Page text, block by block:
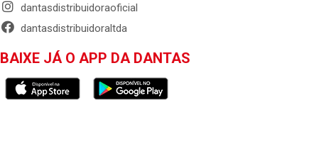
dantasdistribuidoraoficial
dantasdistribuidoraltda
BAIXE JÁ O APP DA DANTAS